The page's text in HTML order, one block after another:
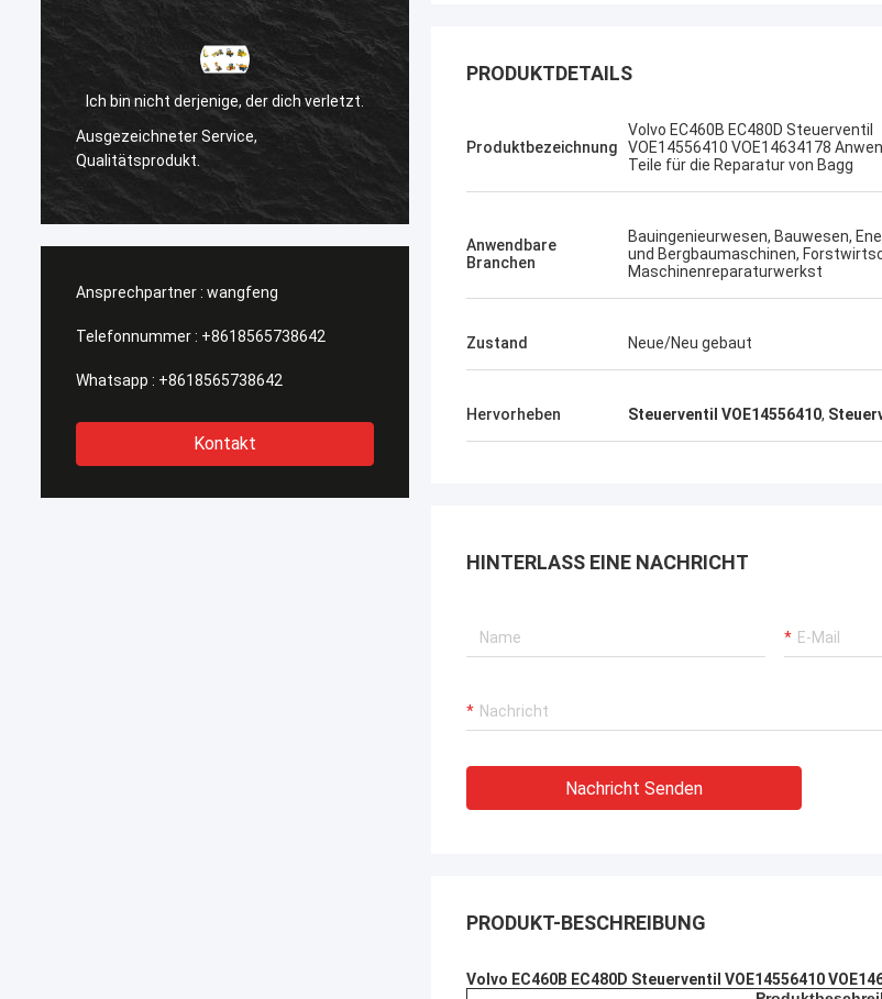
derjenige, der dich verletzt.
Service,
Sanёк Нижегородский
Management-Service, schnell und schnell.
ein angenehmes Einkaufen
Ansprechpartner : wangfeng
Telefonnummer : +8618565738642
Whatsapp : +8618565738642
Kontakt
PRODUKTDETAILS
Produktbezeichnung
Volvo EC460B EC480D Steuerventil
VOE14556410 VOE14634178
Teile für die Reparatur von Bagg
Anwendbare
Branchen
Bauingenieurwesen, Bauwesen,
und Bergbaumaschinen,
Maschinenreparaturwerkst
Zustand Neue/Neu gebaut
Hervorheben Steuerventil VOE14556410,
HINTERLASS EINE NACHRICHT
Nachricht Senden
PRODUKT-BESCHREIBUNG
Volvo EC460B EC480D Steuerventil VOE14556410